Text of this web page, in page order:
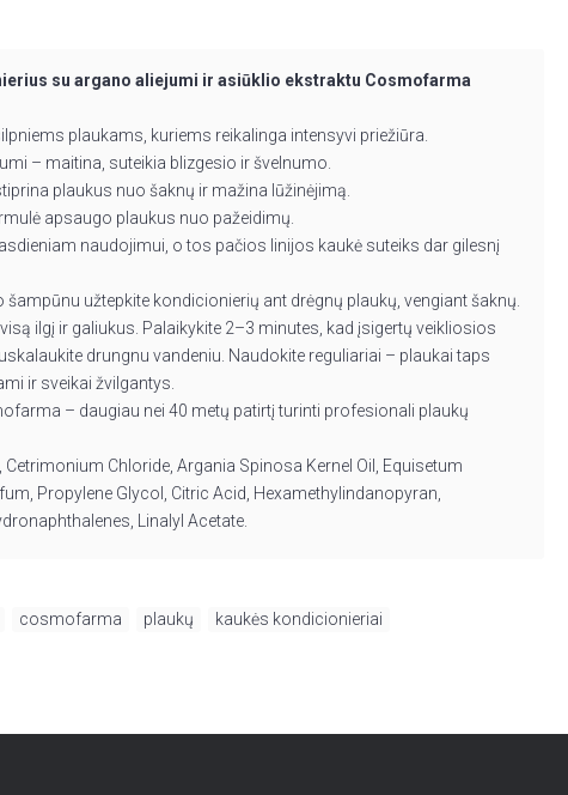
su argano aliejumi ir asiūklio ekstraktu Cosmofarma
plaukams, kuriems reikalinga intensyvi priežiūra.
– maitina, suteikia blizgesio ir švelnumo.
plaukus nuo šaknų ir mažina lūžinėjimą.
apsaugo plaukus nuo pažeidimų.
naudojimui, o tos pačios linijos kaukė suteiks dar gilesnį
šampūnu užtepkite kondicionierių ant drėgnų plaukų, vengiant šaknų.
ilgį ir galiukus. Palaikykite 2–3 minutes, kad įsigertų veikliosios
drungnu vandeniu. Naudokite reguliariai – plaukai taps
ir sveikai žvilgantys.
– daugiau nei 40 metų patirtį turinti profesionali plaukų
Cetrimonium Chloride, Argania Spinosa Kernel Oil, Equisetum
Propylene Glycol, Citric Acid, Hexamethylindanopyran,
Linalyl Acetate.
cosmofarma plaukų kaukės kondicionieriai